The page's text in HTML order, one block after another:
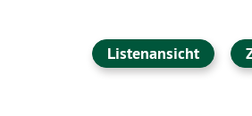
Listenansicht